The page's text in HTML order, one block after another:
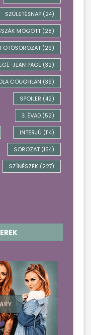
SZÜLETÉSNAP (24)
MÖGÖTT (28)
FOTÓSOROZAT (29)
JEAN PAGE (32)
COUGHLAN (39)
SPOILER (42)
3. ÉVAD (52)
INTERJÚ (114)
SOROZAT (154)
SZÍNÉSZEK (227)